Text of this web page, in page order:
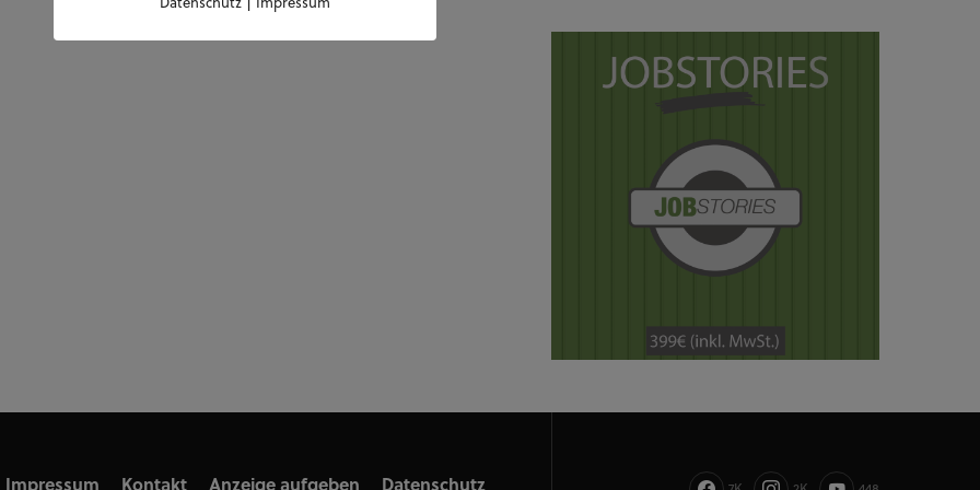
Impressum Kontakt Anzeige aufgeben Datenschutz